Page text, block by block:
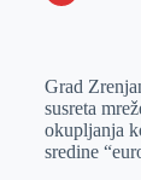
e
r
I
n
s
A
p
a
i
l
Grad
susreta
okupljanja
sredine